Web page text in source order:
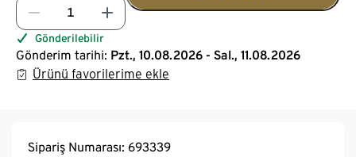
Gönderilebilir
Gönderim tarihi: Pzt., 10.08.2026 - Sal., 11.08.2026
Ürünü favorilerime ekle
Sipariş Numarası: 693339